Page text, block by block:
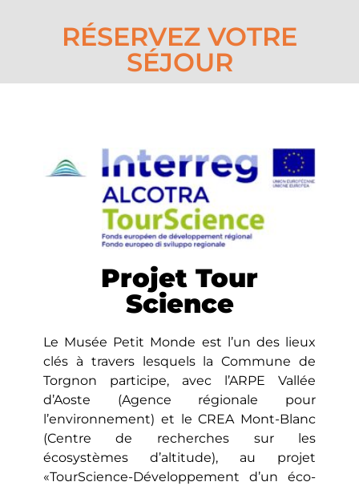
RÉSERVEZ VOTRE
SÉJOUR
Projet Tour
Science
Le Musée Petit Monde est l’un des lieux
clés à travers lesquels la Commune de
Torgnon participe, avec l’ARPE Vallée
d’Aoste (Agence régionale pour
l’environnement) et le CREA Mont-Blanc
(Centre de recherches sur les
écosystèmes d’altitude), au projet
«TourScience-Développement d’un éco-